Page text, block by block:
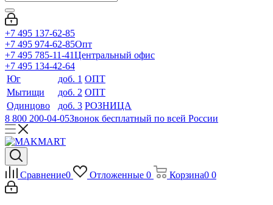
+7 495 137-62-85
+7 495 974-62-85Опт
+7 495 785-11-41Центральный офис
+7 495 134-42-64
Юг
доб. 1 ОПТ
Мытищи
доб. 2 ОПТ
Одинцово
доб. 3 РОЗНИЦА
8 800 200-04-05Звонок бесплатный по всей России
Сравнение0 Отложенные 0 Корзина0 0